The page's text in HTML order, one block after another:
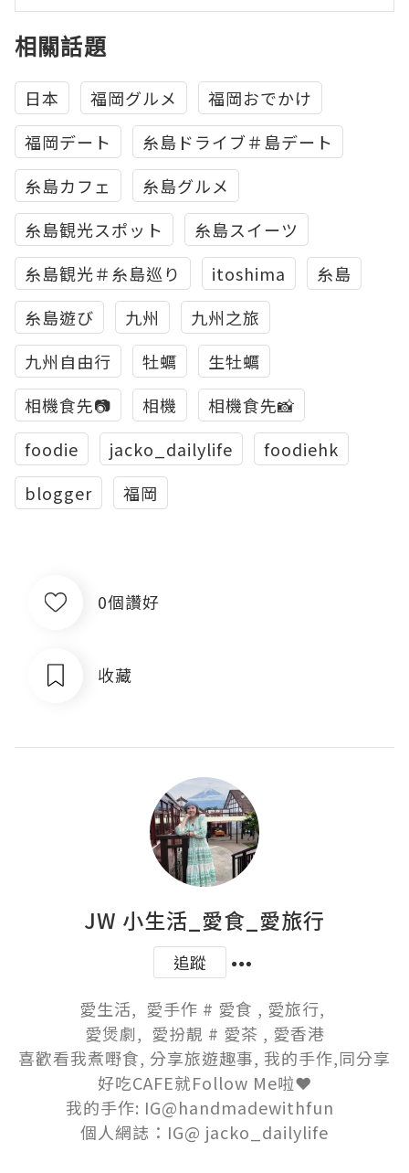
相關話題
日本 福岡グルメ
福岡おでかけ
福岡デート
糸島ドライブ＃島デート
糸島カフェ
糸島グルメ
糸島観光スポット
糸島スイーツ
糸島観光＃糸島巡り
itoshima
糸島
糸島遊び
九州
九州之旅
九州自由行
牡蠣
生牡蠣
相機食先📷
相機
相機食先📸
foodie
jacko_dailylife
foodiehk
blogger
福岡
0個讚好
收藏
JW 小生活_愛食_愛旅行
追蹤
愛生活,  愛手作 # 愛食 , 愛旅行,
愛煲劇,  愛扮靚 # 愛茶 , 愛香港
喜歡看我煮嘢食, 分享旅遊趣事, 我的手作,同分享
好吃CAFE就Follow Me啦❤️
我的手作: IG@handmadewithfun
個人網誌：IG@ jacko_dailylife